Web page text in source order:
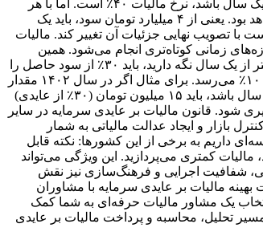
این مبلغ، مشمول مالیات می‌شود. بر اساس قانون مالیات بر عایدی سرمایه ملک، نرخ مالیات به مدت زمان نگهداری ملک بستگی دارد. اگر مدت نگهداری زیر یک سال باشد، نرخ مالیات ۴۰٪ است. اما با هر
سال نگهداری این نرخ ۳٪ کاهش می‌یابد تا اینکه پس از ۱۲ سال به نرخ ثابت ۴٪ می‌رسد. در مثال ما، شما ملک را ۵ سال نگه داشته‌اید؛ پس نرخ مالیات ۲۵٪ خواهد بود. یعنی از ۴ میلیارد تومان سود، باید یک
با تصویب نهایی جزئیات آن تغییر کند. مالیات
زمانی کوتاه‌تری انجام می‌شود. همین
ویژگی باعث شده نحوه محاسبه مالیات این دارایی‌ها با سایر موارد متفاوت باشد. طبق قانون مالیات بر عایدی سرمایه طلا اگر دارایی‌هایی مثل طلا یا ارز را کمتر از یک سال نگه دارید، باید ۳۰٪ از سود حاصل را
به‌عنوان مالیات بپردازید. اگر بیش از یک سال نگهداری شوند، نرخ مالیات به ۲۰٪ کاهش می‌یابد و در صورتی که بیش از دو سال نگهداری شده باشند، این نرخ به ۱۰٪ می‌رسد. برای مثال اگر در سال ۱۴۰۲ مقدار
۱۰۰ میلیون تومان طلا خریده‌اید و در سال ۱۴۰۳ آن را به قیمت ۱۵۰ میلیون تومان فروخته‌اید، ۵۰ میلیون تومان عایدی داشته‌اید. اگر مدت نگهداری کمتر از یک سال باشد، باید ۱۵ میلیون تومان (۳۰٪ از عایدی)
شود. قانون مالیات بر عایدی سرمایه در سایر
بازار و ایجاد عدالت مالیاتی به شمار
داریم به برخی از این کشورها: نکته قابل
مالیات کمتری می‌پردازید. این ویژگی می‌تواند
شفافیت اجرایی و فرهنگ‌سازی نیز نقش
مالیات بر عایدی سرمایه با مشاوران
یک مشاور مالیات حرفه‌ای به شما کمک
تحلیل، محاسبه و پرداخت مالیات بر عایدی